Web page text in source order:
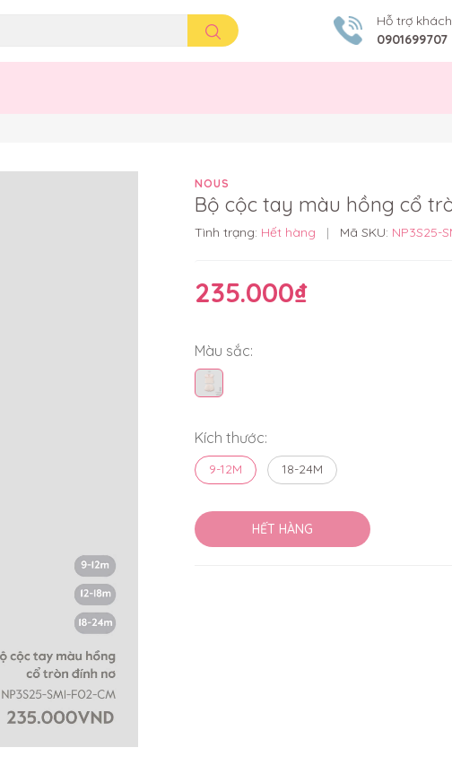
Hỗ trợ
0901699707
NOUS
Bộ cộc tay màu hồng cổ
Tình trạng: Hết hàng | Mã SKU: NP3S25-
235.000₫
Màu sắc:
Kích thước:
9-12M 18-24M
HẾT HÀNG